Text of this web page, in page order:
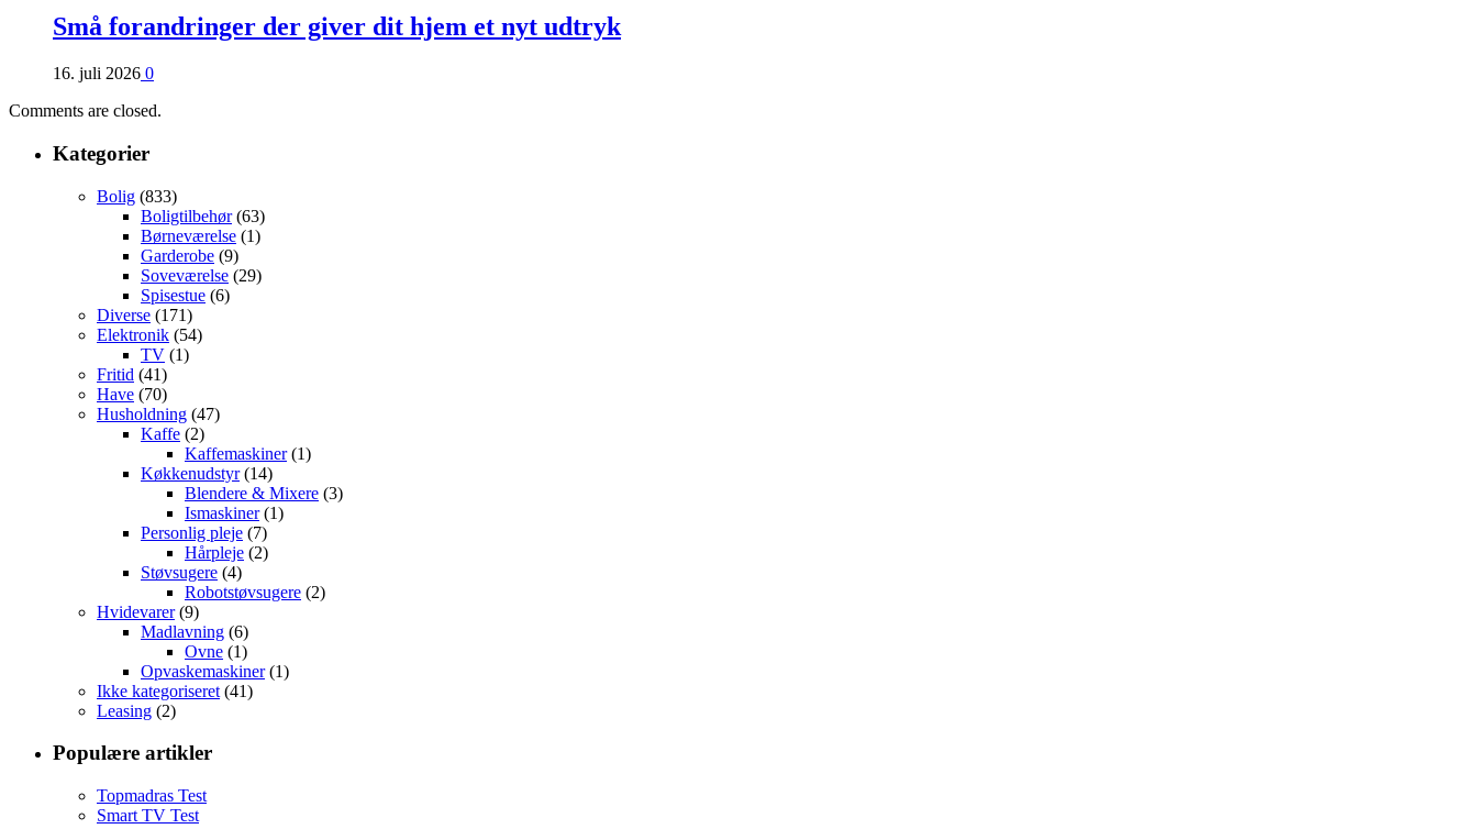
Små forandringer der giver dit hjem et nyt udtryk
16. juli 2026 0
Comments are closed.
Kategorier
Bolig (833)
Boligtilbehør(63)
Børneværelse (1)
Garderobe (9)
Soveværelse (29)
Spisestue (6)
Diverse (171)
Elektronik (54)
TV (1)
Fritid (41)
Have (70)
Husholdning (47)
Kaffe (2)
Kaffemaskiner(1)
Køkkenudstyr(14)
Blendere & Mixere (3)
Ismaskiner(1)
Personlig pleje (7)
Hårpleje (2)
Støvsugere (4)
Robotstøvsugere (2)
Hvidevarer(9)
Madlavning (6)
Ovne (1)
Opvaskemaskiner(1)
Ikke kategoriseret (41)
Leasing (2)
Populære artikler
Topmadras Test
Smart TV Test